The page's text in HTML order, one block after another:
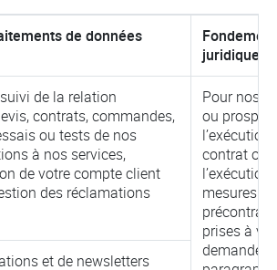
de données
juridiques
de la relation
contrats, commandes,
ou tests de nos
à nos services,
de votre compte client
des réclamations
Pour nos
ou
l’exécution
contrat ou
l’exécution
mesures
prises à
demande
et de newsletters